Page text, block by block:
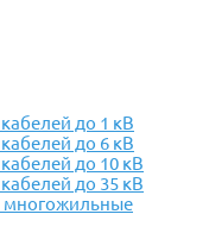
до 1 кВ
до 6 кВ
до 10 кВ
до 35 кВ
многожильные